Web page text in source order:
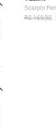
R$ 169,90